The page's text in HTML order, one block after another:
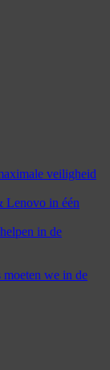
veiligheid
Lenovo in één
in de
we in de